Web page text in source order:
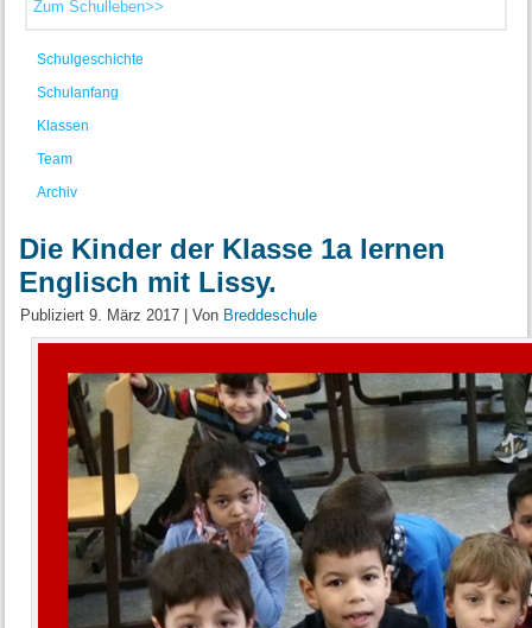
Zum Schulleben>>
Schulgeschichte
Schulanfang
Klassen
Team
Archiv
Die Kinder der Klasse 1a lernen
Englisch mit Lissy.
Publiziert 9. März 2017 |Von Breddeschule